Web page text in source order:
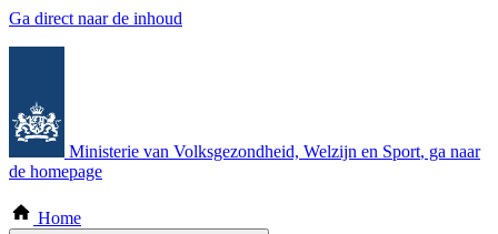
Ga direct naar de inhoud
Ministerie van Volksgezondheid, Welzijn en Sport, ga naar
de homepage
Home